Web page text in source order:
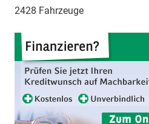
2428 Fahrzeuge